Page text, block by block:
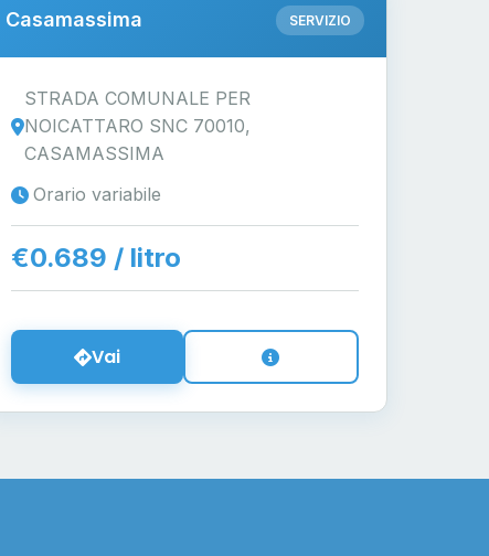
Casamassima SERVIZIO
STRADA COMUNALE PER
NOICATTARO SNC 70010,
CASAMASSIMA
Orario variabile
€0.689 / litro
Vai